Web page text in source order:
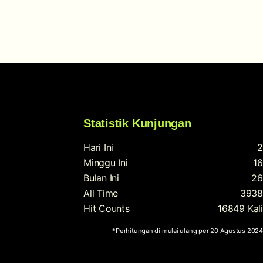
Statistik Kunjungan
Hari Ini
2
Minggu Ini
16
Bulan Ini
26
All Time
3938
Hit Counts
16849 Kali
*Perhitungan di mulai ulang per 20 Agustus 2024